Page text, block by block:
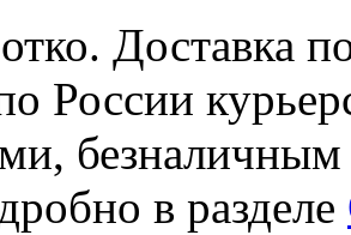
Доставка
России
в разделе